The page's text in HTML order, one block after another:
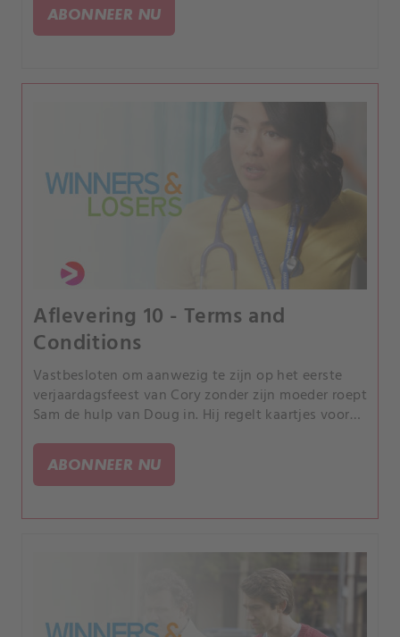
ABONNEER NU
Aflevering 10 - Terms and
Conditions
Vastbesloten om aanwezig te zijn op het eerste
verjaardagsfeest van Cory zonder zijn moeder roept
Sam de hulp van Doug in. Hij regelt kaartjes voor
ABONNEER NU